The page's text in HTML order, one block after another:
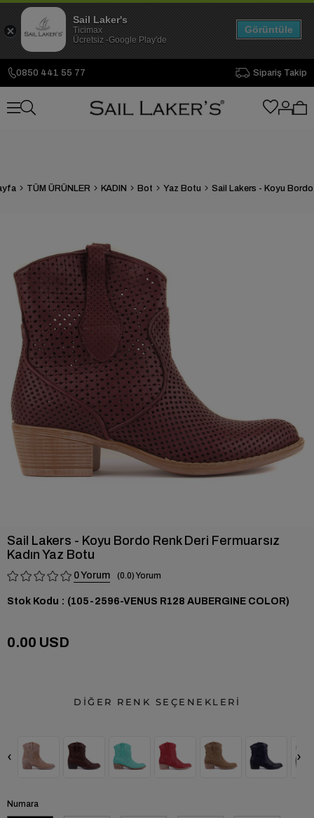
0850 441 55 77 Sipariş Takip
TÜM ÜRÜNLER KADIN Bot Yaz Botu
Sail Lakers - Koyu Bordo Renk Deri Fermuarsız
Kadın Yaz Botu
0 0.0
Stok Kodu (105-2596-VENUS R128 AUBERGINE COLOR)
0.00 USD
DİĞER RENK SEÇENEKLERİ
‹ ›
Numara
Sail Laker's
Ticimax
Ücretsiz -Google Play'de
Görüntüle